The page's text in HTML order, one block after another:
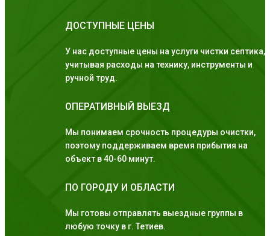
ДОСТУПНЫЕ ЦЕНЫ
У нас доступные цены на услуги чистки септика,
учитывая расходы на технику, инструменты и
ручной труд.
ОПЕРАТИВНЫЙ ВЫЕЗД
Мы понимаем срочность процедуры очистки,
поэтому поддерживаем время прибытия на
объект в 40-60 минут.
ПО ГОРОДУ И ОБЛАСТИ
Мы готовы отправлять выездные группы в
любую точку в г. Тетиев.